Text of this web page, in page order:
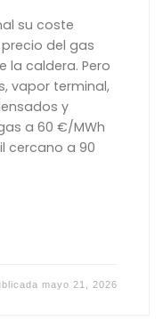
su coste
del gas
la caldera. Pero
vapor terminal,
y
a 60 €/MWh
cercano a 90
mayo 21, 2026